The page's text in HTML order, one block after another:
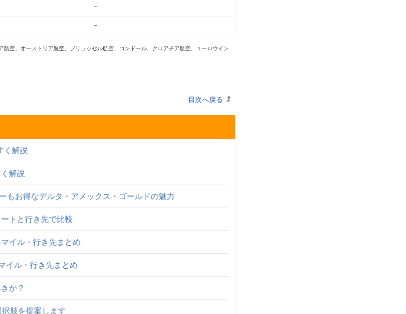
–
–
空、オーストリア航空、ブリュッセル航空、コンドール、クロアチア航空、ユーロウイン
目次へ戻る
く解説
解説
もお得なデルタ・アメックス・ゴールドの魅力
トと行き先で比較
イル・行き先まとめ
イル・行き先まとめ
か？
肢を提案します